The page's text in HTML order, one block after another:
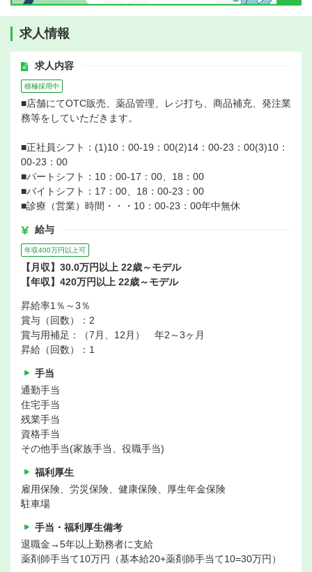
求人情報
求人内容
積極採用中
■店舗にてOTC販売、薬品管理、レジ打ち、商品補充、発注業
務等をしていただきます。
■正社員シフト：(1)10：00-19：00(2)14：00-23：00(3)10：
00-23：00
■パートシフト：10：00-17：00、18：00
■バイトシフト：17：00、18：00-23：00
■診療（営業）時間・・・10：00-23：00年中無休
給与
年収400万円以上可
【月収】30.0万円以上 22歳～モデル
【年収】420万円以上 22歳～モデル
昇給率1％～3％
賞与（回数）：2
賞与用補足：（7月、12月） 年2～3ヶ月
昇給（回数）：1
手当
通勤手当
住宅手当
残業手当
資格手当
その他手当(家族手当、役職手当)
福利厚生
雇用保険、労災保険、健康保険、厚生年金保険
駐車場
手当・福利厚生備考
退職金→5年以上勤務者に支給
薬剤師手当て10万円（基本給20+薬剤師手当て10=30万円）